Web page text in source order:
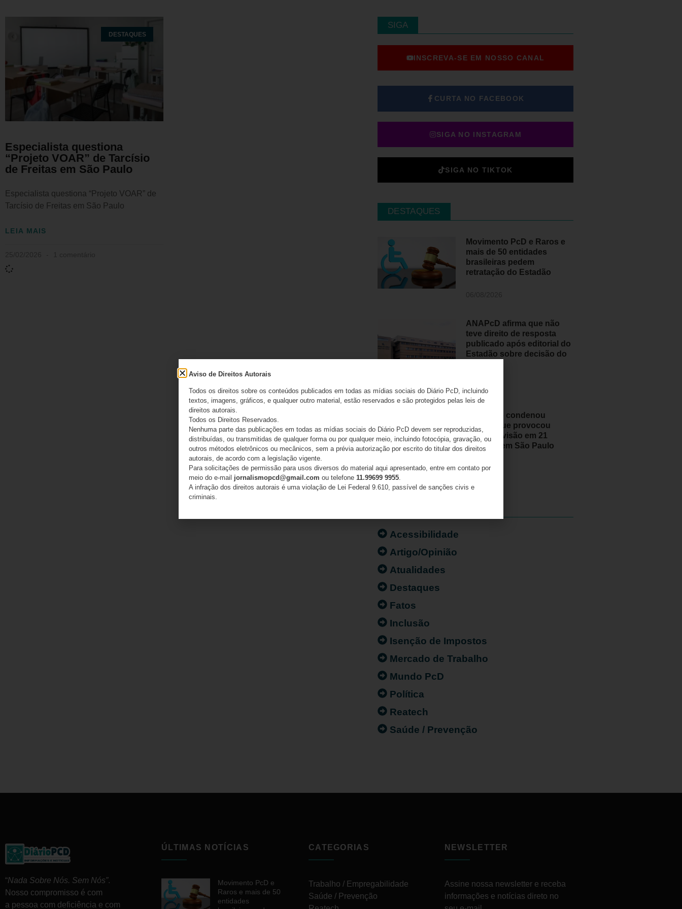
DESTAQUES
Especialista questiona
“Projeto VOAR” de Tarcísio
de Freitas em São Paulo
Especialista questiona “Projeto VOAR” de
Tarcísio de Freitas em São Paulo
LEIA MAIS
SIGA
INSCREVA-SE EM NOSSO CANAL
CURTA NO FACEBOOK
SIGA NO INSTAGRAM
SIGA NO TIKTOK
DESTAQUES
Movimento PcD e Raros e
mais de 50 entidades
brasileiras pedem
retratação do Estadão
ANAPcD afirma que não
teve direito de resposta
publicado após editorial do
Estadão sobre decisão do
06/08/2026
Judiciário condenou
médico que provocou
perda de visão em 21
pessoas em São Paulo
05/08/2026
Acessibilidade
Artigo/Opinião
Atualidades
Destaques
Fatos
Inclusão
Isenção de Impostos
Mercado de Trabalho
Mundo PcD
Política
Reatech
Saúde / Prevenção
“Nada Sobre Nós. Sem Nós”.
Nosso compromisso é com
a pessoa com deficiência e com
ÚLTIMAS NOTÍCIAS
Movimento PcD e
Raros e mais de 50
entidades
CATEGORIAS
Trabalho / Empregabilidade
Saúde / Prevenção
NEWSLETTER
Assine nossa newsletter e receba
informações e notícias direto no
Aviso de Direitos Autorais
Todos os direitos sobre os conteúdos publicados em todas as mídias sociais do Diário PcD, incluindo
textos, imagens, gráficos, e qualquer outro material, estão reservados e são protegidos pelas leis de
direitos autorais.
Todos os Direitos Reservados.
Nenhuma parte das publicações em todas as mídias sociais do Diário PcD devem ser reproduzidas,
distribuídas, ou transmitidas de qualquer forma ou por qualquer meio, incluindo fotocópia, gravação, ou
outros métodos eletrônicos ou mecânicos, sem a prévia autorização por escrito do titular dos direitos
autorais, de acordo com a legislação vigente.
Para solicitações de permissão para usos diversos do material aqui apresentado, entre em contato por
meio do e-mail jornalismopcd@gmail.com ou telefone 11.99699 9955.
A infração dos direitos autorais é uma violação de Lei Federal 9.610, passível de sanções civis e
criminais.